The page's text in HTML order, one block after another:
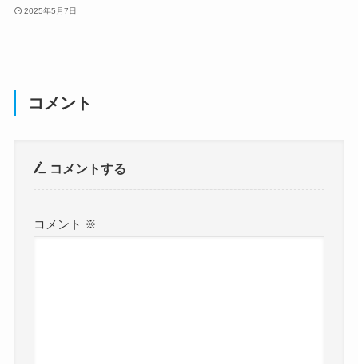
2025年5月7日
コメント
コメントする
コメント ※